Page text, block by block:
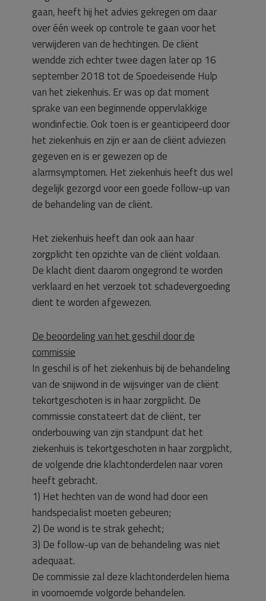
gaan, heeft hij het advies gekregen om daar
over één week op controle te gaan voor het
verwijderen van de hechtingen. De cliënt
wendde zich echter twee dagen later op 16
september 2018 tot de Spoedeisende Hulp
van het ziekenhuis. Er was op dat moment
sprake van een beginnende oppervlakkige
wondinfectie. Ook toen is er geanticipeerd door
het ziekenhuis en zijn er aan de cliënt adviezen
gegeven en is er gewezen op de
alarmsymptomen. Het ziekenhuis heeft dus wel
degelijk gezorgd voor een goede follow-up van
de behandeling van de cliënt.
Het ziekenhuis heeft dan ook aan haar
zorgplicht ten opzichte van de cliënt voldaan.
De klacht dient daarom ongegrond te worden
verklaard en het verzoek tot schadevergoeding
dient te worden afgewezen.
De beoordeling van het geschil door de
commissie
In geschil is of het ziekenhuis bij de behandeling
van de snijwond in de wijsvinger van de cliënt
tekortgeschoten is in haar zorgplicht. De
commissie constateert dat de cliënt, ter
onderbouwing van zijn standpunt dat het
ziekenhuis is tekortgeschoten in haar zorgplicht,
de volgende drie klachtonderdelen naar voren
heeft gebracht.
1) Het hechten van de wond had door een
handspecialist moeten gebeuren;
2) De wond is te strak gehecht;
3) De follow-up van de behandeling was niet
adequaat.
De commissie zal deze klachtonderdelen hierna
in voornoemde volgorde behandelen.